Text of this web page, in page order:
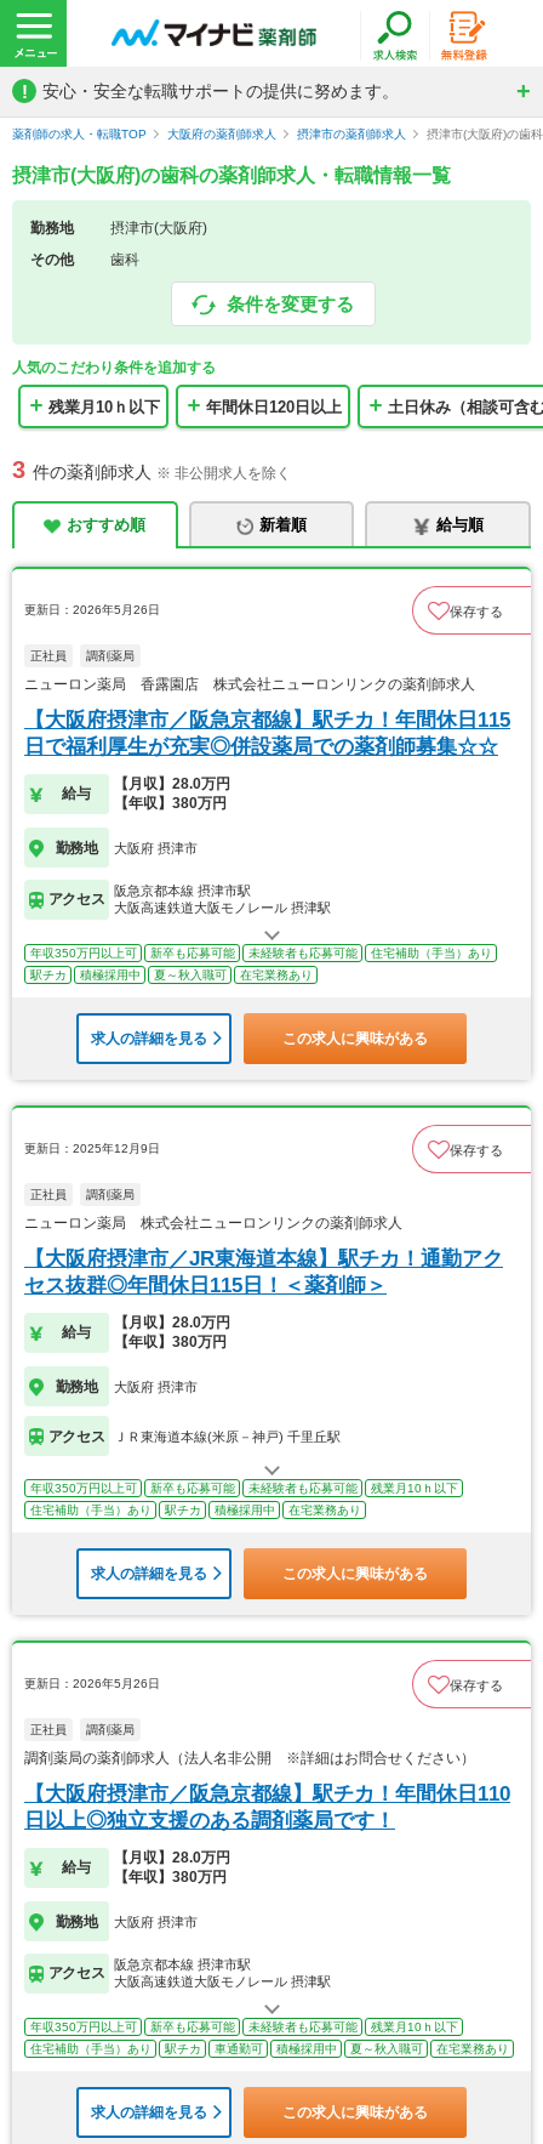
! 安心・安全な転職サポートの提供に努めます。
薬剤師の求人・転職TOP 大阪府の薬剤師求人 摂津市の薬剤師求人 摂津市(大阪府)の歯
摂津市(大阪府)の歯科の薬剤師求人・転職情報一覧
勤務地
摂津市(大阪府)
その他
歯科
条件を変更する
人気のこだわり条件を追加する
残業月10ｈ以下 年間休日120日以上 土日休み（相談可含
3 件の薬剤師求人 ※ 非公開求人を除く
おすすめ順 新着順 給与順
更新日：2026年5月26日 保存する
正社員 調剤薬局
ニューロン薬局 香露園店 株式会社ニューロンリンクの薬剤師求人
【大阪府摂津市／阪急京都線】駅チカ！年間休日115
日で福利厚生が充実◎併設薬局での薬剤師募集☆☆
給与
【月収】28.0万円
【年収】380万円
勤務地 大阪府 摂津市
アクセス
阪急京都本線 摂津市駅
大阪高速鉄道大阪モノレール 摂津駅
年収350万円以上可 新卒も応募可能 未経験者も応募可能
住宅補助（手当）あり
駅チカ
積極採用中 夏～秋入職可 在宅業務あり
求人の詳細を見る この求人に興味がある
更新日：2025年12月9日 保存する
正社員 調剤薬局
ニューロン薬局 株式会社ニューロンリンクの薬剤師求人
【大阪府摂津市／JR東海道本線】駅チカ！通勤アク
セス抜群◎年間休日115日！＜薬剤師＞
給与
【月収】28.0万円
【年収】380万円
勤務地 大阪府 摂津市
アクセス ＪＲ東海道本線(米原－神戸) 千里丘駅
年収350万円以上可 新卒も応募可能 未経験者も応募可能
残業月10ｈ以下
住宅補助（手当）あり
駅チカ 積極採用中 在宅業務あり
求人の詳細を見る この求人に興味がある
更新日：2026年5月26日 保存する
正社員 調剤薬局
調剤薬局の薬剤師求人（法人名非公開 ※詳細はお問合せください）
【大阪府摂津市／阪急京都線】駅チカ！年間休日110
日以上◎独立支援のある調剤薬局です！
給与
【月収】28.0万円
【年収】380万円
勤務地 大阪府 摂津市
アクセス
阪急京都本線 摂津市駅
大阪高速鉄道大阪モノレール 摂津駅
年収350万円以上可 新卒も応募可能 未経験者も応募可能
残業月10ｈ以下
住宅補助（手当）あり
駅チカ 車通勤可 積極採用中 夏～秋入職可 在宅業務あり
求人の詳細を見る この求人に興味がある